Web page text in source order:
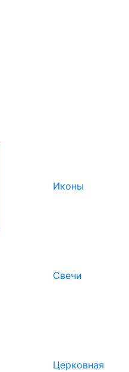
Иконы
Свечи
Церковная